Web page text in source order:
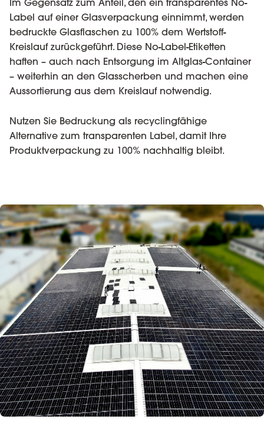
Label auf einer Glasverpackung einnimmt, werden
bedruckte Glasflaschen zu 100% dem Wertstoff-
Kreislauf zurückgeführt. Diese No-Label-Etiketten
haften – auch nach Entsorgung im Altglas-Container
– weiterhin an den Glasscherben und machen eine
Aussortierung aus dem Kreislauf notwendig.
Nutzen Sie Bedruckung als recyclingfähige
Alternative zum transparenten Label, damit Ihre
Produktverpackung zu 100% nachhaltig bleibt.